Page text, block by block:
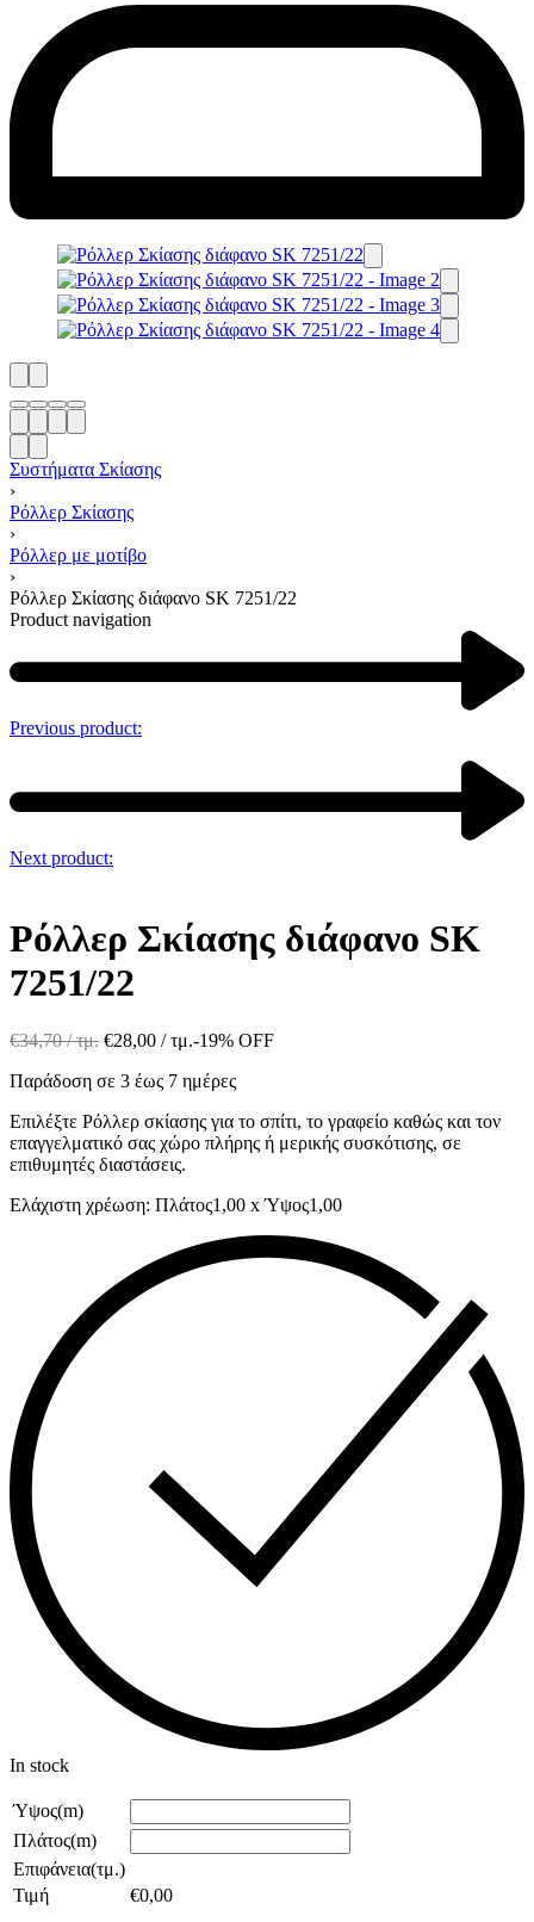
Συστήματα Σκίασης
›
Ρόλλερ Σκίασης
›
Ρόλλερ με μοτίβο
›
Ρόλλερ Σκίασης διάφανο SK 7251/22
Product navigation
Previous product:
Next product:
Ρόλλερ Σκίασης διάφανο SK
7251/22
€34,70/ τμ. €28,00 / τμ.-19% OFF
Παράδοση σε 3 έως 7 ημέρες
Επιλέξτε Ρόλλερ σκίασης για το σπίτι, το γραφείο καθώς και τον
επαγγελματικό σας χώρο πλήρης ή μερικής συσκότισης, σε
επιθυμητές διαστάσεις.
Ελάχιστη χρέωση: Πλάτος1,00 x Ύψος1,00
In stock
Ύψος(m)
Πλάτος(m)
Επιφάνεια(τμ.)
Τιμή
€0,00